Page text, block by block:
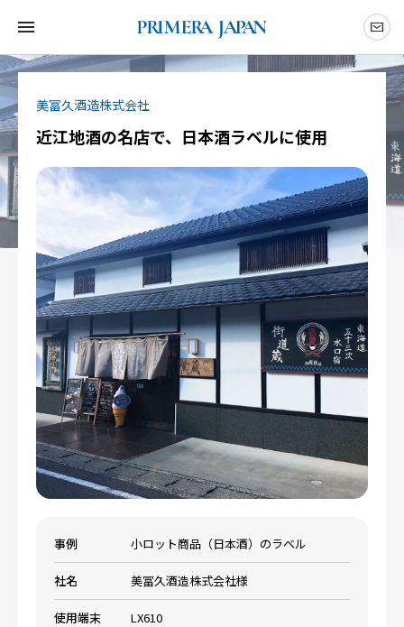
美冨久酒造株式会社
近江地酒の名店で、日本酒ラベルに使用
事例 小ロット商品（日本酒）のラベル
社名 美冨久酒造株式会社様
使用端末 LX610